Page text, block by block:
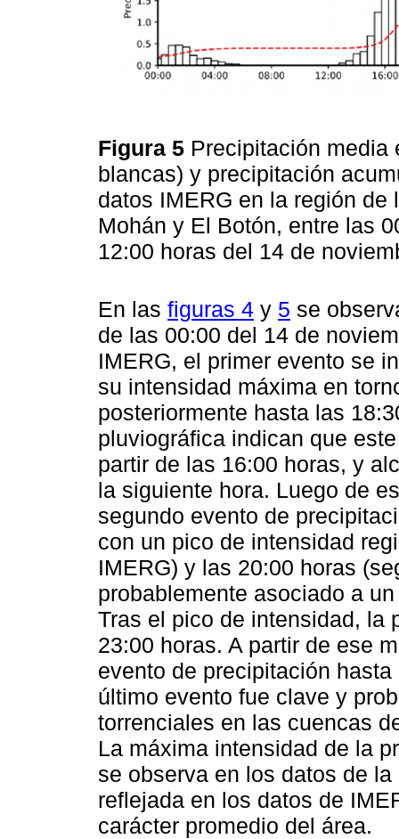
Figura 5 Precipitación media
blancas) y precipitación
datos IMERG en la región
Mohán y El Botón, entre las
12:00 horas del 14 de
En las figuras 4 y 5 se
de las 00:00 del 14 de
IMERG, el primer evento se
su intensidad máxima en
posteriormente hasta las
pluviográfica indican que
partir de las 16:00 horas, y
la siguiente hora. Luego de
segundo evento de
con un pico de intensidad
IMERG) y las 20:00 horas
probablemente asociado a
Tras el pico de intensidad, la
23:00 horas. A partir de ese
evento de precipitación
último evento fue clave y
torrenciales en las cuencas
La máxima intensidad de la
se observa en los datos de
reflejada en los datos de
carácter promedio del área.